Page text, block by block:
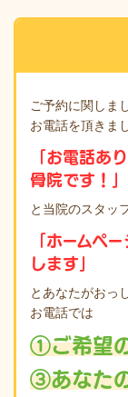
ご予約に関しま
お電話を頂きま
「お電話あ
骨院です！」
と当院のスタッ
「ホームペ
します」
とあなたがおっ
お電話では
①ご希望
③あなた